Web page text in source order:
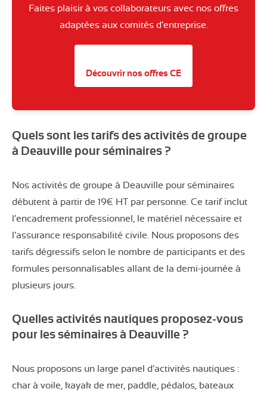
Faites plaisir à vos collaborateurs avec nos offres
adaptées aux comités d’entreprise.
Découvrir nos offres CE
Quels sont les tarifs des activités de groupe
à Deauville pour séminaires ?
Nos activités de groupe à Deauville pour séminaires
débutent à partir de 19€ HT par personne. Ce tarif inclut
l’encadrement professionnel, le matériel nécessaire et
l’assurance responsabilité civile. Nous proposons des
tarifs dégressifs selon le nombre de participants et des
formules personnalisables allant de la demi-journée à
plusieurs jours.
Quelles activités nautiques proposez-vous
pour les séminaires à Deauville ?
Nous proposons un large panel d’activités nautiques :
char à voile, kayak de mer, paddle, pédalos, bateaux